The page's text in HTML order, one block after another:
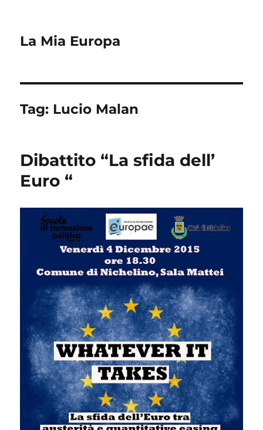
La Mia Europa
Tag: Lucio Malan
Dibattito “La sfida dell’
Euro “